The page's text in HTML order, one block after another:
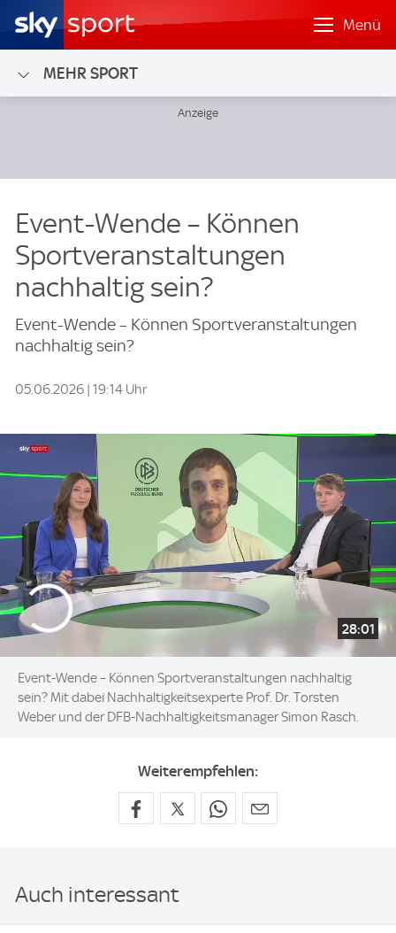
Menü
MEHR SPORT
Event-Wende – Können
Sportveranstaltungen
nachhaltig sein?
Event-Wende – Können Sportveranstaltungen
nachhaltig sein?
05.06.2026 | 19:14 Uhr
28:01
Event-Wende – Können Sportveranstaltungen nachhaltig
sein? Mit dabei Nachhaltigkeitsexperte Prof. Dr. Torsten
Weber und der DFB-Nachhaltigkeitsmanager Simon Rasch.
Weiterempfehlen:
Auch interessant